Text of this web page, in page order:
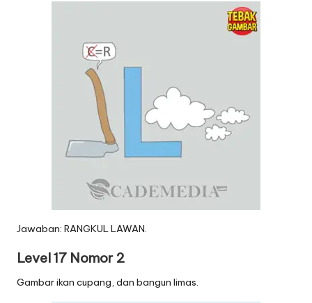
Jawaban: RANGKUL LAWAN.
Level 17 Nomor 2
Gambar ikan cupang, dan bangun limas.